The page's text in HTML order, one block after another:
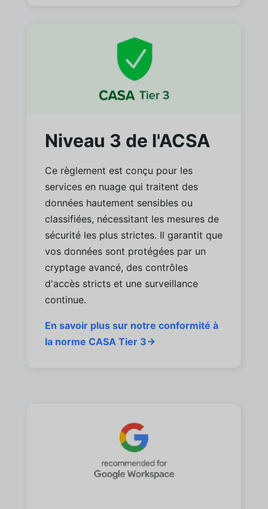
Niveau 3 de l'ACSA
Ce règlement est conçu pour les
services en nuage qui traitent des
données hautement sensibles ou
classifiées, nécessitant les mesures de
sécurité les plus strictes. Il garantit que
vos données sont protégées par un
cryptage avancé, des contrôles
d'accès stricts et une surveillance
continue.
En savoir plus sur notre conformité à
la norme CASA Tier 3→